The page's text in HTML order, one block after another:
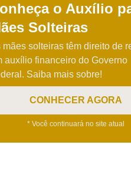
o Auxílio
Solteiras
mães solteiras têm direito de
auxílio financeiro do Governo
Saiba mais sobre!
CONHECER AGORA
* Você continuará no site atual